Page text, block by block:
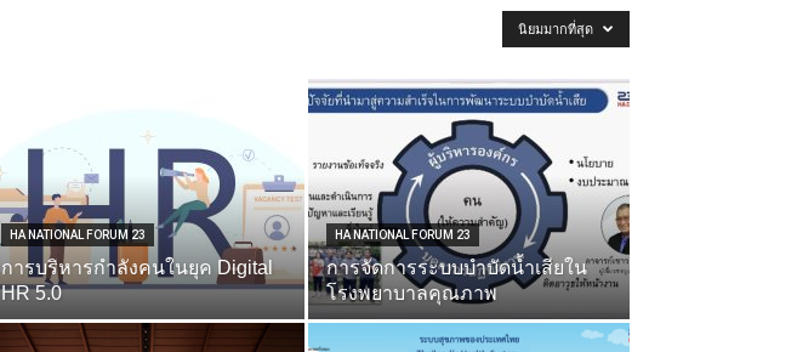
นิยมมากที่สุด
HA NATIONAL FORUM 23
การบริหารกำลังคนในยุค Digital
HR 5.0
HA NATIONAL FORUM 23
การจัดการระบบบำบัดน้ำเสียใน
โรงพยาบาลคุณภาพ